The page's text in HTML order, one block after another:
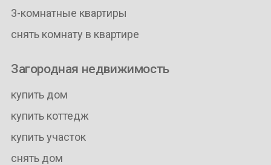
3-комнатные квартиры
снять комнату в квартире
Загородная недвижимость
купить дом
купить коттедж
купить участок
снять дом